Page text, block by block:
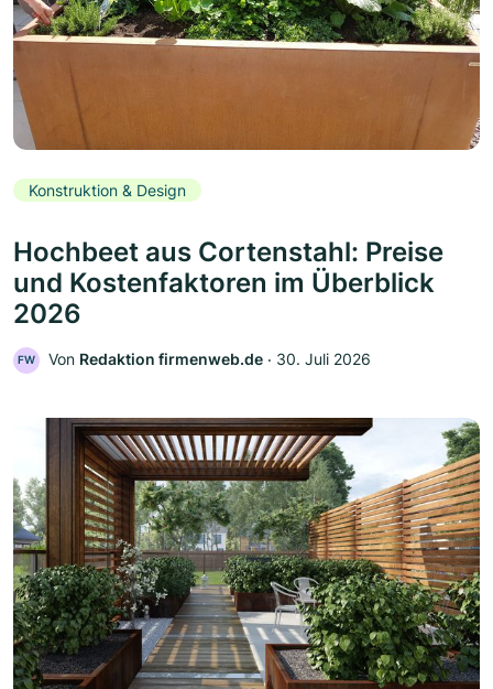
Konstruktion & Design
Hochbeet aus Cortenstahl: Preise
und Kostenfaktoren im Überblick
2026
FW Von Redaktion firmenweb.de ‧ 30. Juli 2026